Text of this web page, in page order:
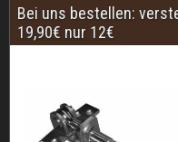
Bei uns bestellen:
19,90€ nur 12€